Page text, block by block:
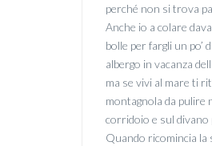
perché non si trova
Anche io a colare
bolle per fargli un po’
albergo in vacanza
ma se vivi al mare ti
montagnola da pulire
corridoio e sul divano
Quando ricomincia la